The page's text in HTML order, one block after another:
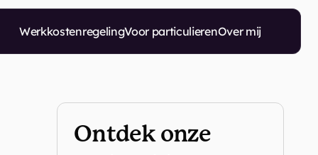
WerkkostenregelingVoor particulierenOver mij
Ontdek onze